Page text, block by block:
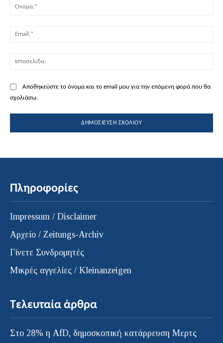
Αποθηκεύστε το όνομα και το email μου για την επόμενη φορά που θα
σχολιάσω.
Πληροφορίες
Impressum / Disclaimer
Αρχείο / Zeitungs-Archiv
Γίνετε Συνδρομητές
Μικρές αγγελίες / Kleinanzeigen
Τελευταία άρθρα
Στο 28% η AfD, δημοσκοπική κατάρρευση Μερτς